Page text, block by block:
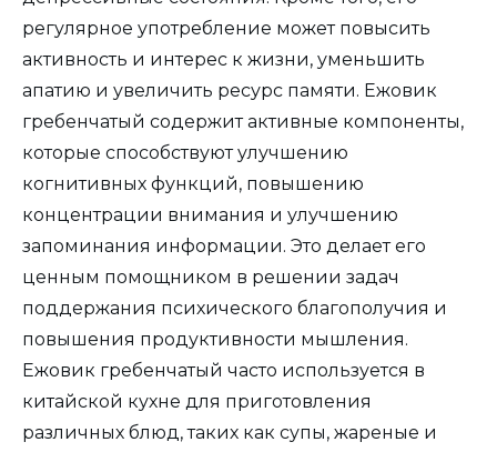
регулярное употребление может повысить
активность и интерес к жизни, уменьшить
апатию и увеличить ресурс памяти. Ежовик
гребенчатый содержит активные компоненты,
которые способствуют улучшению
когнитивных функций, повышению
концентрации внимания и улучшению
запоминания информации. Это делает его
ценным помощником в решении задач
поддержания психического благополучия и
повышения продуктивности мышления.
Ежовик гребенчатый часто используется в
китайской кухне для приготовления
различных блюд, таких как супы, жареные и